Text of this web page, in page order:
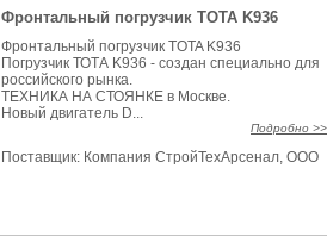
Фронтальный погрузчик TOTA K936
Фронтальный погрузчик TOTA K936
Погрузчик ТОТА K936 - создан специально для
российского рынка.
ТЕХНИКА НА СТОЯНКЕ в Москве.
Новый двигатель D...
Подробно >>
Поставщик: Компания СтройТехАрсенал, ООО